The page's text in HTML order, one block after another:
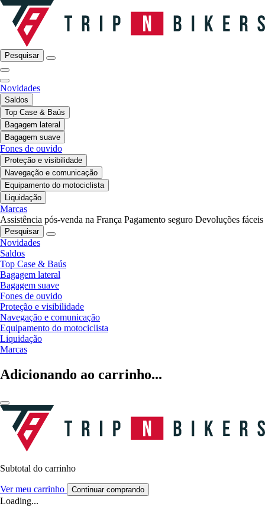
Pesquisar
Novidades
Saldos
Top Case & Baús
Bagagem lateral
Bagagem suave
Fones de ouvido
Proteção e visibilidade
Navegação e comunicação
Equipamento do motociclista
Liquidação
Marcas
Assistência pós-venda na França Pagamento seguro Devoluções fáceis
Pesquisar
Novidades
Saldos
Top Case & Baús
Bagagem lateral
Bagagem suave
Fones de ouvido
Proteção e visibilidade
Navegação e comunicação
Equipamento do motociclista
Liquidação
Marcas
Adicionando ao carrinho...
Subtotal do carrinho
Ver meu carrinho Continuar comprando
Loading...